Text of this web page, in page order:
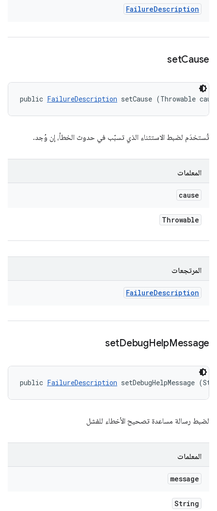
FailureDescription
setCause
public FailureDescription setCause (Throwable
تُستخدَم لضبط الاستثناء الذي تسبّب في حدوث الخطأ، إن وُجد.
المعلمات
cause
Throwable
المرتجعات
FailureDescription
setDebugHelpMessage
public FailureDescription setDebugHelpMessage
لضبط رسالة مساعدة تصحيح الأخطاء للفشل
المعلمات
message
String